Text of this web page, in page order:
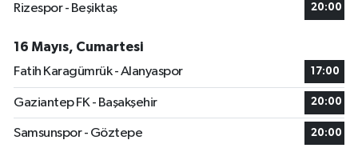
Rizespor - Beşiktaş
20:00
16 Mayıs, Cumartesi
Fatih Karagümrük - Alanyaspor
17:00
Gaziantep FK - Başakşehir 20:00
Samsunspor - Göztepe 20:00